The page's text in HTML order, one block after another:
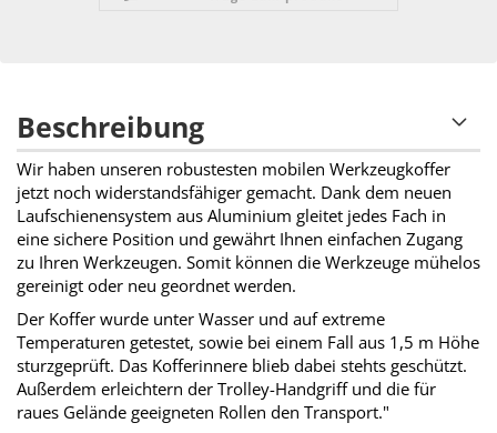
Beschreibung
Wir haben unseren robustesten mobilen Werkzeugkoffer
jetzt noch widerstandsfähiger gemacht. Dank dem neuen
Laufschienensystem aus Aluminium gleitet jedes Fach in
eine sichere Position und gewährt Ihnen einfachen Zugang
zu Ihren Werkzeugen. Somit können die Werkzeuge mühelos
gereinigt oder neu geordnet werden.
Der Koffer wurde unter Wasser und auf extreme
Temperaturen getestet, sowie bei einem Fall aus 1,5 m Höhe
sturzgeprüft. Das Kofferinnere blieb dabei stehts geschützt.
Außerdem erleichtern der Trolley-Handgriff und die für
raues Gelände geeigneten Rollen den Transport."